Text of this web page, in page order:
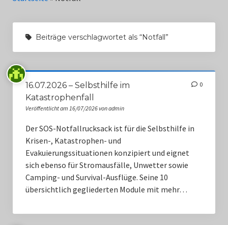
Gästebuch
Interne Informationen
Monitorstationen
Notfall Quiz
Beiträge verschlagwortet als “Notfall”
16.07.2026 – Selbsthilfe im
Katastrophenfall
Veröffentlicht am 16/07/2026 von admin
0
Der SOS-Notfallrucksack ist für die Selbsthilfe in
Krisen-, Katastrophen- und
Evakuierungssituationen konzipiert und eignet
sich ebenso für Stromausfälle, Unwetter sowie
Camping- und Survival-Ausflüge. Seine 10
übersichtlich gegliederten Module mit mehr…